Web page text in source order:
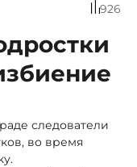
926
следователи
во время